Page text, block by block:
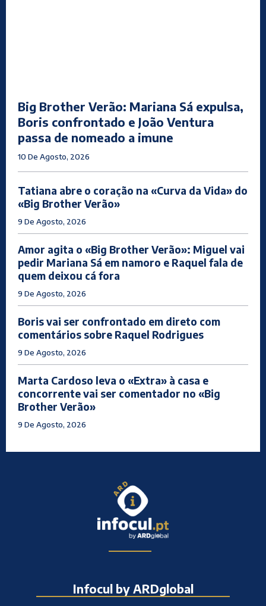
Big Brother Verão: Mariana Sá expulsa,
Boris confrontado e João Ventura
passa de nomeado a imune
10 De Agosto, 2026
Tatiana abre o coração na «Curva da Vida» do
«Big Brother Verão»
9 De Agosto, 2026
Amor agita o «Big Brother Verão»: Miguel vai
pedir Mariana Sá em namoro e Raquel fala de
quem deixou cá fora
9 De Agosto, 2026
Boris vai ser confrontado em direto com
comentários sobre Raquel Rodrigues
9 De Agosto, 2026
Marta Cardoso leva o «Extra» à casa e
concorrente vai ser comentador no «Big
Brother Verão»
9 De Agosto, 2026
Infocul by ARDglobal